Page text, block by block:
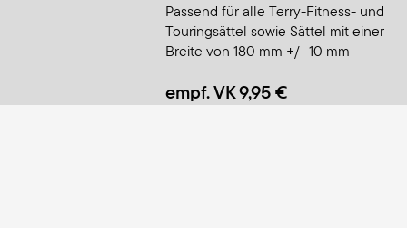
Passend für alle Terry-Fitness- und
Touringsättel sowie Sättel mit einer
Breite von 180 mm +/- 10 mm
empf. VK 9,95 €